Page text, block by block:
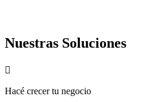
Nuestras Soluciones

Hacé crecer tu negocio